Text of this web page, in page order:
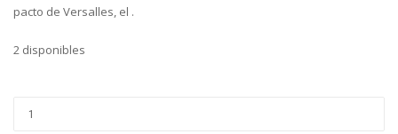
pacto de Versalles, el .
2 disponibles